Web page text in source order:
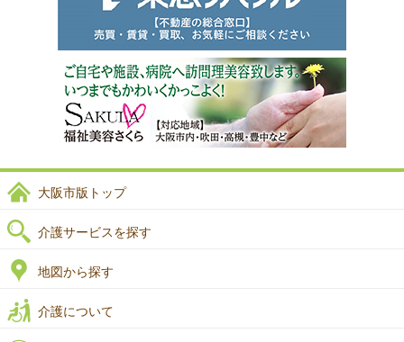
大阪市版トップ
介護サービスを探す
地図から探す
介護について